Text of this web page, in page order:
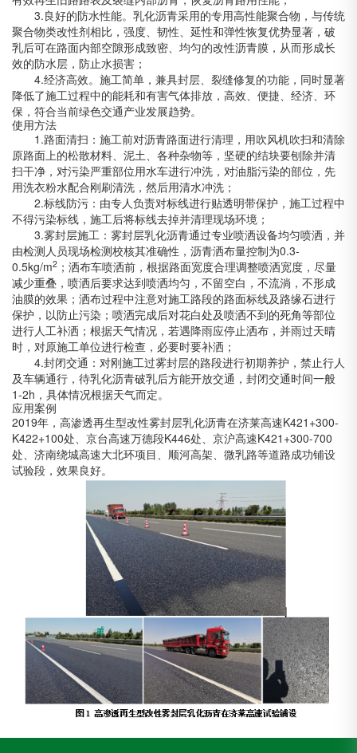
3.良好的防水性能。乳化沥青采用的专用高性能聚合物，与传统
聚合物类改性剂相比，强度、韧性、延性和弹性恢复优势显著，破
乳后可在路面内部空隙形成致密、均匀的改性沥青膜，从而形成长
效的防水层，防止水损害；
4.经济高效。施工简单，兼具封层、裂缝修复的功能，同时显著
降低了施工过程中的能耗和有害气体排放，高效、便捷、经济、环
保，符合当前绿色交通产业发展趋势。
使用方法
1.路面清扫：施工前对沥青路面进行清理，用吹风机吹扫和清除
原路面上的松散材料、泥土、各种杂物等，坚硬的结块要刨除并清
扫干净，对污染严重部位用水车进行冲洗，对油脂污染的部位，先
用洗衣粉水配合刚刷清洗，然后用清水冲洗；
2.标线防污：由专人负责对标线进行贴透明带保护，施工过程中
不得污染标线，施工后将标线去掉并清理现场环境；
3.雾封层施工：雾封层乳化沥青通过专业喷洒设备均匀喷洒，并
由检测人员现场检测校核其准确性，沥青洒布量控制为0.3-
0.5kg/m2 ；洒布车喷洒前，根据路面宽度合理调整喷洒宽度，尽量
减少重叠，喷洒后要求达到喷洒均匀，不留空白，不流淌，不形成
油膜的效果；洒布过程中注意对施工路段的路面标线及路缘石进行
保护，以防止污染；喷洒完成后对花白处及喷洒不到的死角等部位
进行人工补洒；根据天气情况，若遇降雨应停止洒布，并雨过天晴
时，对原施工单位进行检查，必要时要补洒；
4.封闭交通：对刚施工过雾封层的路段进行初期养护，禁止行人
及车辆通行，待乳化沥青破乳后方能开放交通，封闭交通时间一般
1-2h ，具体情况根据天气而定。
应用案例
2019年，高渗透再生型改性雾封层乳化沥青在济莱高速K421+300-
K422+100处、京台高速万德段K446处、京沪高速K421+300-700
处、济南绕城高速大北环项目、顺河高架、微乳路等道路成功铺设
试验段，效果良好。